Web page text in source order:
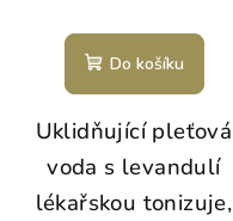
Do košíku
Uklidňující pleťová
voda s levandulí
lékařskou tonizuje,